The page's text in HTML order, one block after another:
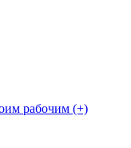
рабочим (+)